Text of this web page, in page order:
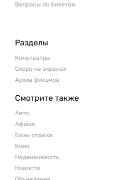
Вопросы по билетам
Разделы
Кинотеатры
Скоро на экранах
Архив фильмов
Смотрите также
Авто
Афиша
Базы отдыха
Кино
Недвижимость
Новости